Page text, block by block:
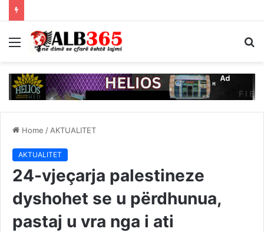
Menu
Home / AKTUALITET
AKTUALITET
24-vjeçarja palestineze
dyshohet se u përdhunua,
pastaj u vra nga i ati